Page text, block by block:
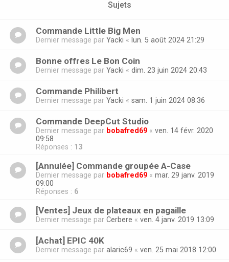
Sujets
Commande Little Big Men
Dernier message par Yacki « lun. 5 août 2024 21:29
Bonne offres Le Bon Coin
Dernier message par Yacki « dim. 23 juin 2024 20:43
Commande Philibert
Dernier message par Yacki « sam. 1 juin 2024 08:36
Commande DeepCut Studio
Dernier message par bobafred69 « ven. 14 févr. 2020
09:58
Réponses : 13
[Annulée] Commande groupée A-Case
Dernier message par bobafred69 « mar. 29 janv. 2019
09:00
Réponses : 6
[Ventes] Jeux de plateaux en pagaille
Dernier message par Cerbere « ven. 4 janv. 2019 13:09
[Achat] EPIC 40K
Dernier message par alaric69 « ven. 25 mai 2018 12:00